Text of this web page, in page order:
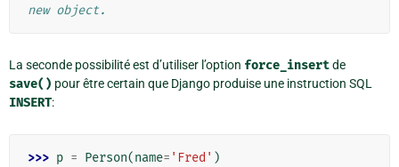
new object.
La seconde possibilité est d’utiliser l’option force_insertde
save() pour être certain que Django produise une instruction SQL
INSERT:
>>> p = Person(name= 'Fred' )